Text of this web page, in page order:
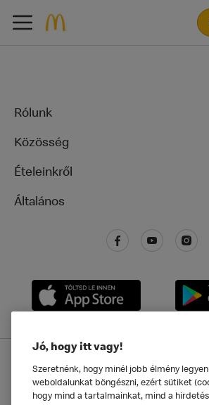
Rólunk
Közösség
Ételeinkről
Általános
McDonald's Alkalmazás Sütik
Jó, hogy itt vagy!
Szeretnénk, hogy minél jobb élmény
weboldalunkat böngészni, ezért sütiket
hogy mind a tartalmainkat, mind a